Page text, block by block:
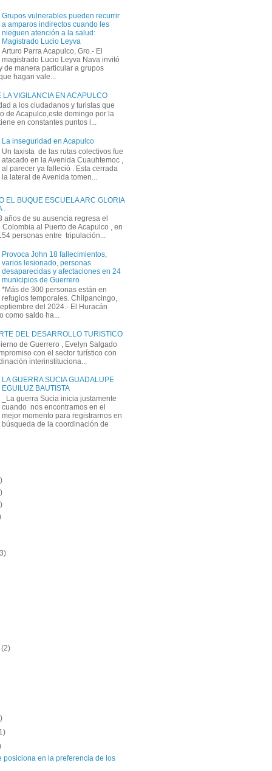
Grupos vulnerables pueden recurrir
a amparos indirectos cuando les
nieguen atención a la salud:
Magistrado Lucio Leyva
Arturo Parra Acapulco, Gro.- El
magistrado Lucio Leyva Nava invitó
de manera particular a grupos
hagan vale...
LA VIGILANCIA EN ACAPULCO
a los ciudadanos y turistas que
de Acapulco,este domingo por la
en constantes puntos l...
La inseguridad en Acapulco
Un taxista de las rutas colectivos fue
atacado en la Avenida Cuauhtemoc ,
al parecer ya falleció . Esta cerrada
la lateral de Avenida tomen...
EL BUQUE ESCUELA ARC GLORIA
.
años de su ausencia regresa el
Colombia al Puerto de Acapulco , en
personas entre tripulación...
Provoca John 18 fallecimientos,
varios lesionado, personas
desaparecidas y afectaciones en 24
municipios de Guerrero
*Más de 300 personas están en
refugios temporales. Chilpancingo,
del 2024.- El Huracán
como saldo ha...
DEL DESARROLLO TURISTICO
de Guerrero , Evelyn Salgado
con el sector turístico con
interinstituciona...
LA GUERRA SUCIA GUADALUPE
EGUILUZ BAUTISTA
_La guerra Sucia inicia justamente
cuando nos encontramos en el
mejor momento para registrarnos en
búsqueda de la coordinación de
(2)
posiciona en la preferencia de los